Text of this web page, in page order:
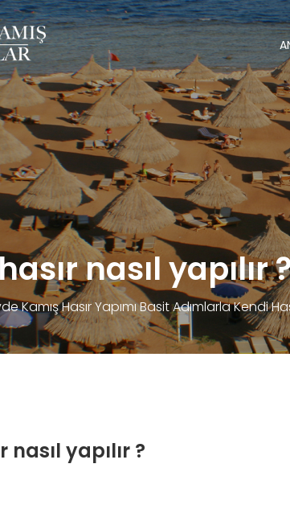
nasıl yapılır
Kamış Hasır Yapımı Basit Adımlarla Kendi
nasıl yapılır ?